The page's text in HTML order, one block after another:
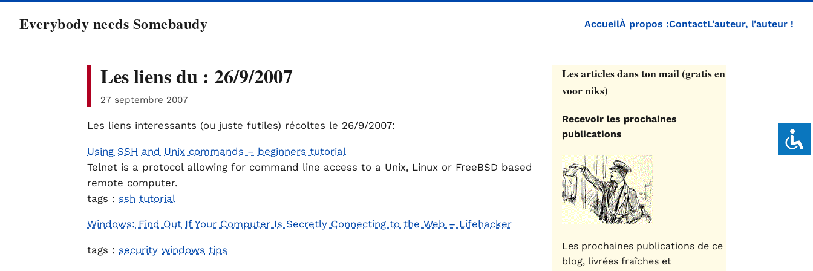
Everybody needs Somebaudy AccueilÀ propos :ContactL’auteur, l’auteur !
Les liens du : 26/9/2007
27 septembre 2007
Les liens interessants (ou juste futiles) récoltes le 26/9/2007:
Using SSH and Unix commands – beginners tutorial
Telnet is a protocol allowing for command line access to a Unix, Linux or FreeBSD based
remote computer.
tags : ssh tutorial
Windows: Find Out If Your Computer Is Secretly Connecting to the Web – Lifehacker
tags : security windows tips
Les articles dans ton mail (gratis en
voor niks)
Recevoir les prochaines
publications
Les prochaines publications de ce
blog, livrées fraîches et